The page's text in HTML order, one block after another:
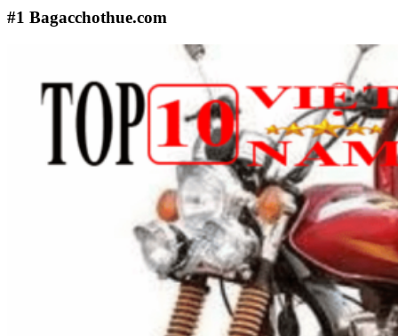
#1 Bagacchothue.com